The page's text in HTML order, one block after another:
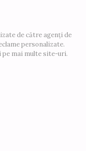
de către agenți de
personalizate.
mai multe site-uri.